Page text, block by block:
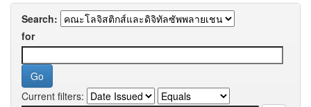
Search:
for
Current filters: